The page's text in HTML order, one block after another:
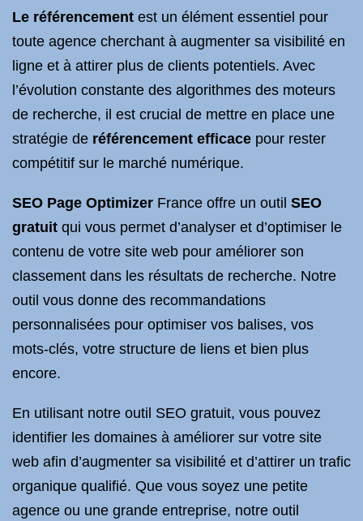
Le référencement est un élément essentiel pour
toute agence cherchant à augmenter sa visibilité en
ligne et à attirer plus de clients potentiels. Avec
l’évolution constante des algorithmes des moteurs
de recherche, il est crucial de mettre en place une
stratégie de référencement efficace pour rester
compétitif sur le marché numérique.
SEO Page Optimizer France offre un outil SEO
gratuit qui vous permet d’analyser et d’optimiser le
contenu de votre site web pour améliorer son
classement dans les résultats de recherche. Notre
outil vous donne des recommandations
personnalisées pour optimiser vos balises, vos
mots-clés, votre structure de liens et bien plus
encore.
En utilisant notre outil SEO gratuit, vous pouvez
identifier les domaines à améliorer sur votre site
web afin d’augmenter sa visibilité et d’attirer un trafic
organique qualifié. Que vous soyez une petite
agence ou une grande entreprise, notre outil